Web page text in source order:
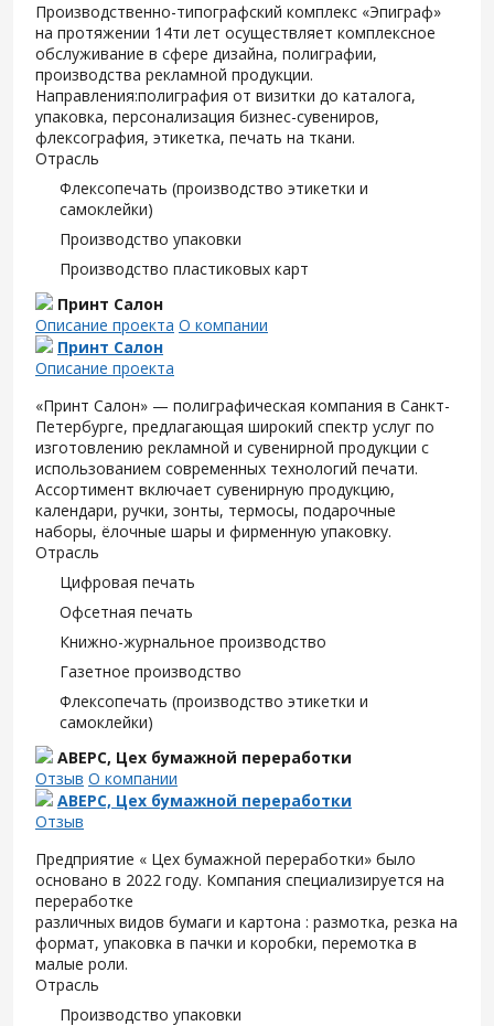
Производственно-типографский комплекс «Эпиграф»
на протяжении 14ти лет осуществляет комплексное
обслуживание в сфере дизайна, полиграфии,
производства рекламной продукции.
Направления:полиграфия от визитки до каталога,
упаковка, персонализация бизнес-сувениров,
флексография, этикетка, печать на ткани.
Отрасль
Флексопечать (производство этикетки и
самоклейки)
Производство упаковки
Производство пластиковых карт
Принт Салон
Описание проекта О компании
Принт Салон
Описание проекта
«Принт Салон» — полиграфическая компания в Санкт-
Петербурге, предлагающая широкий спектр услуг по
изготовлению рекламной и сувенирной продукции с
использованием современных технологий печати.
Ассортимент включает сувенирную продукцию,
календари, ручки, зонты, термосы, подарочные
наборы, ёлочные шары и фирменную упаковку.
Отрасль
Цифровая печать
Офсетная печать
Книжно-журнальное производство
Газетное производство
Флексопечать (производство этикетки и
самоклейки)
АВЕРС, Цех бумажной переработки
Отзыв О компании
АВЕРС, Цех бумажной переработки
Отзыв
Предприятие « Цех бумажной переработки» было
основано в 2022 году. Компания специализируется на
переработке
различных видов бумаги и картона : размотка, резка на
формат, упаковка в пачки и коробки, перемотка в
малые роли.
Отрасль
Производство упаковки